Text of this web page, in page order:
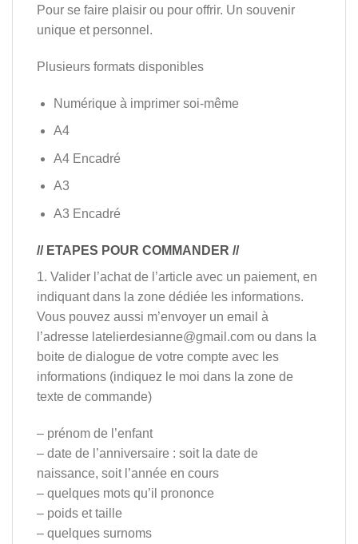
Pour se faire plaisir ou pour offrir. Un souvenir
unique et personnel.
Plusieurs formats disponibles
Numérique à imprimer soi-même
A4
A4 Encadré
A3
A3 Encadré
// ETAPES POUR COMMANDER //
1. Valider l’achat de l’article avec un paiement, en
indiquant dans la zone dédiée les informations.
Vous pouvez aussi m’envoyer un email à
l’adresse latelierdesianne@gmail.com ou dans la
boite de dialogue de votre compte avec les
informations (indiquez le moi dans la zone de
texte de commande)
– prénom de l’enfant
– date de l’anniversaire : soit la date de
naissance, soit l’année en cours
– quelques mots qu’il prononce
– poids et taille
– quelques surnoms